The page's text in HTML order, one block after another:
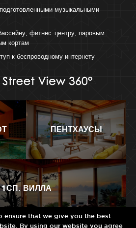
музыкальными
фитнес-центру, паровым
кортам
к беспроводному интернету
ПЕНТХАУСЫ
1СП. ВИЛЛА
ensure that we give you the best
By using our website you agree